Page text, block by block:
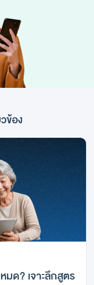
ข้อง
มด? เจาะลึกสูตร